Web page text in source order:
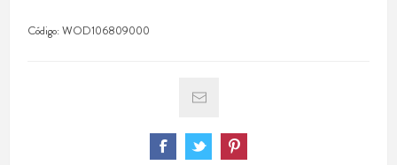
Código:WOD106809000